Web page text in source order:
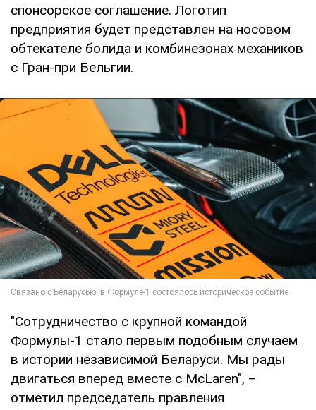
спонсорское соглашение. Логотип
предприятия будет представлен на носовом
обтекателе болида и комбинезонах механиков
с Гран-при Бельгии.
"Сотрудничество с крупной командой
Формулы-1 стало первым подобным случаем
в истории независимой Беларуси. Мы рады
двигаться вперед вместе с McLaren", –
отметил председатель правления